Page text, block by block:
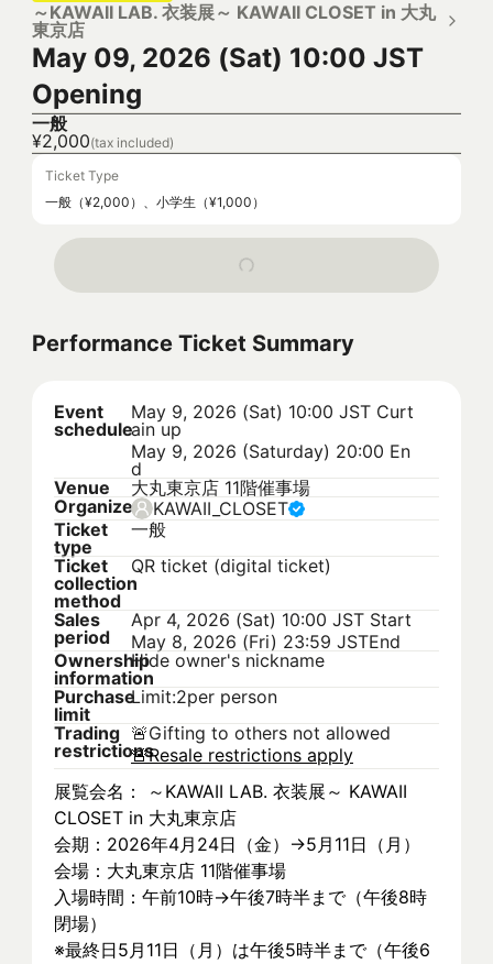
～KAWAII LAB. 衣装展～ KAWAII CLOSET in 大丸
東京店
May 09, 2026 (Sat) 10:00 JST
Opening
一般
¥2,000(tax included)
Ticket Type
一般（¥2,000）、小学生（¥1,000）
Performance Ticket Summary
Event
schedule
May 9, 2026 (Sat) 10:00 JST Curt
ain up
May 9, 2026 (Saturday) 20:00 En
d
Venue
大丸東京店 11階催事場
Organizer KAWAII_CLOSET
Ticket
type
一般
Ticket
collection
method
QR ticket (digital ticket)
Sales
period
Apr 4, 2026 (Sat) 10:00 JST Start
May 8, 2026 (Fri) 23:59 JSTEnd
Ownership
information
Hide owner's nickname
Purchase
limit
Limit:2per person
Trading
restrictions
🚨Gifting to others not allowed
🚨Resale restrictions apply
展覧会名： ～KAWAII LAB. 衣装展～ KAWAII
CLOSET in 大丸東京店
会期：2026年4月24日（金）→5月11日（月）
会場：大丸東京店 11階催事場
入場時間：午前10時→午後7時半まで（午後8時
閉場）
※最終日5月11日（月）は午後5時半まで（午後6